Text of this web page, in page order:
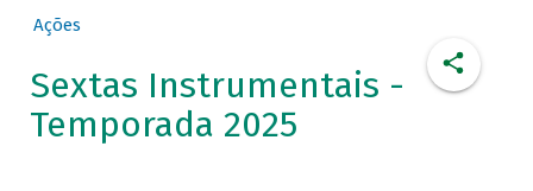
Ações
Sextas Instrumentais -
Temporada 2025